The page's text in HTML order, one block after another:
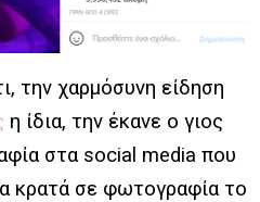
την χαρμόσυνη είδηση
η ίδια, την έκανε ο γιος
στα social media που
κρατά σε φωτογραφία το